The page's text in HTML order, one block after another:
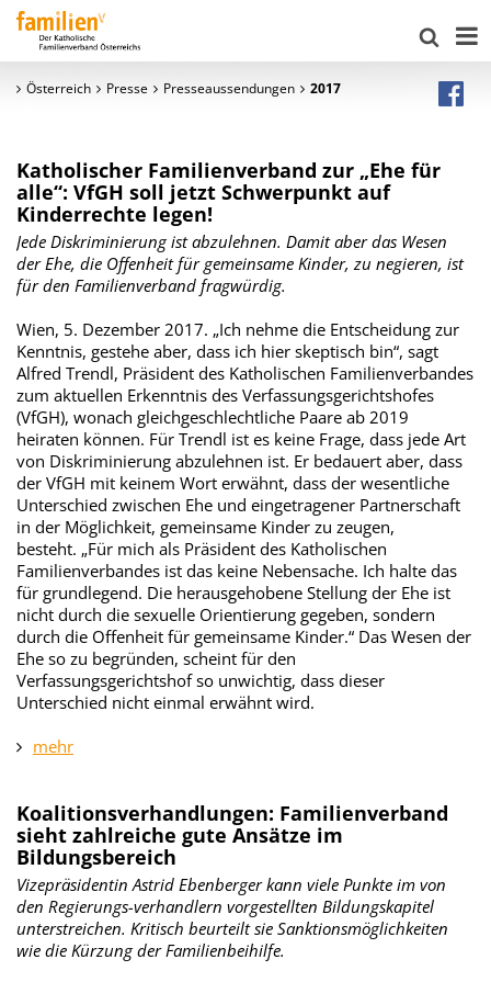
Österreich Presse Presseaussendungen 2017
Katholischer Familienverband zur „Ehe für
alle“: VfGH soll jetzt Schwerpunkt auf
Kinderrechte legen!
Jede Diskriminierung ist abzulehnen. Damit aber das Wesen
der Ehe, die Offenheit für gemeinsame Kinder, zu negieren, ist
für den Familienverband fragwürdig.
Wien, 5. Dezember 2017. „Ich nehme die Entscheidung zur
Kenntnis, gestehe aber, dass ich hier skeptisch bin“, sagt
Alfred Trendl, Präsident des Katholischen Familienverbandes
zum aktuellen Erkenntnis des Verfassungsgerichtshofes
(VfGH), wonach gleichgeschlechtliche Paare ab 2019
heiraten können. Für Trendl ist es keine Frage, dass jede Art
von Diskriminierung abzulehnen ist. Er bedauert aber, dass
der VfGH mit keinem Wort erwähnt, dass der wesentliche
Unterschied zwischen Ehe und eingetragener Partnerschaft
in der Möglichkeit, gemeinsame Kinder zu zeugen,
besteht. „Für mich als Präsident des Katholischen
Familienverbandes ist das keine Nebensache. Ich halte das
für grundlegend. Die herausgehobene Stellung der Ehe ist
nicht durch die sexuelle Orientierung gegeben, sondern
durch die Offenheit für gemeinsame Kinder.“ Das Wesen der
Ehe so zu begründen, scheint für den
Verfassungsgerichtshof so unwichtig, dass dieser
Unterschied nicht einmal erwähnt wird.
mehr
Koalitionsverhandlungen: Familienverband
sieht zahlreiche gute Ansätze im
Bildungsbereich
Vizepräsidentin Astrid Ebenberger kann viele Punkte im von
den Regierungs-verhandlern vorgestellten Bildungskapitel
unterstreichen. Kritisch beurteilt sie Sanktionsmöglichkeiten
wie die Kürzung der Familienbeihilfe.